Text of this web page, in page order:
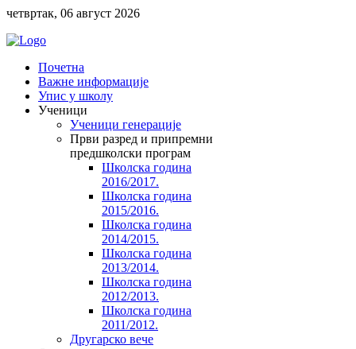
четвртак, 06 август 2026
Почетна
Важне информације
Упис у школу
Ученици
Ученици генерације
Први разред и припремни
предшколски програм
Школска година
2016/2017.
Школска година
2015/2016.
Школска година
2014/2015.
Школска година
2013/2014.
Школска година
2012/2013.
Школска година
2011/2012.
Другарско вече